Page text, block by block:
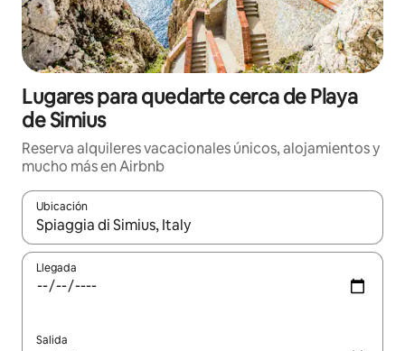
Lugares para quedarte cerca de Playa
de Simius
Reserva alquileres vacacionales únicos, alojamientos y
mucho más en Airbnb
Ubicación
Cuando los resultados estén disponibles, navega con las
Llegada
Salida